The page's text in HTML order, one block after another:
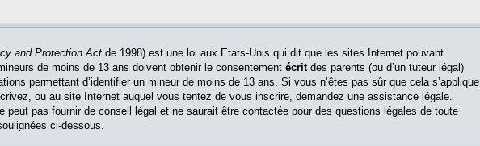
and Protection Act de 1998) est une loi aux Etats-Unis qui dit que les sites Internet pouvant
de moins de 13 ans doivent obtenir le consentement écritdes parents (ou d’un tuteur légal)
permettant d’identifier un mineur de moins de 13 ans. Si vous n’êtes pas sûr que cela s’applique
ou au site Internet auquel vous tentez de vous inscrire, demandez une assistance légale.
peut pas fournir de conseil légal et ne saurait être contactée pour des questions légales de toute
ci-dessous.